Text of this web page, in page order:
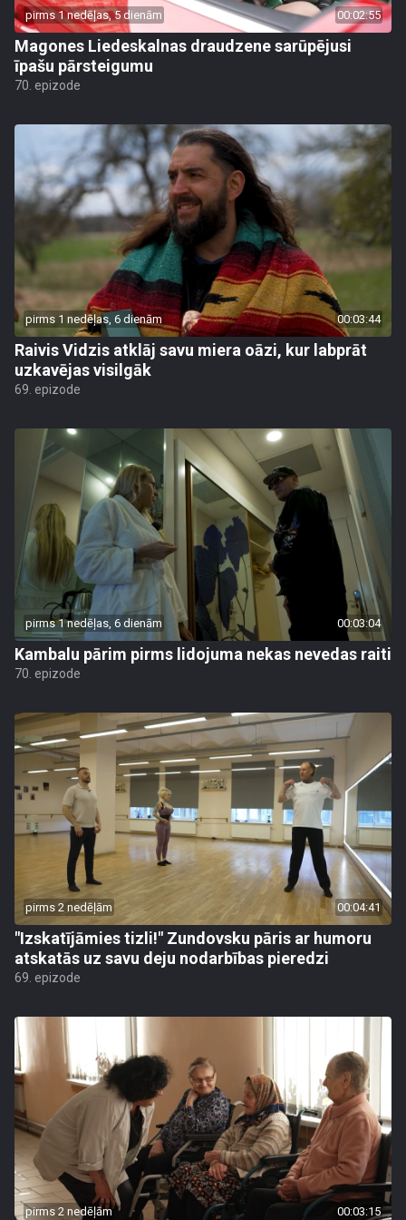
pirms 1 nedēļas, 5 dienām 00:02:55
Magones Liedeskalnas draudzene sarūpējusi
īpašu pārsteigumu
70. epizode
pirms 1 nedēļas, 6 dienām 00:03:44
Raivis Vidzis atklāj savu miera oāzi, kur labprāt
uzkavējas visilgāk
69. epizode
pirms 1 nedēļas, 6 dienām 00:03:04
Kambalu pārim pirms lidojuma nekas nevedas raiti
70. epizode
pirms 2 nedēļām 00:04:41
"Izskatījāmies tizli!" Zundovsku pāris ar humoru
atskatās uz savu deju nodarbības pieredzi
69. epizode
pirms 2 nedēļām 00:03:15